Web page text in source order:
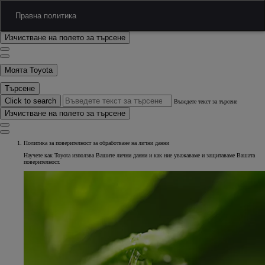
Преминаване към основното съдържание.(Натиснете Enter)
Търсене
Изчистване на полето за търсене
Моята Toyota
Търсене
Click to search
Въведете текст за търсене
Изчистване на полето за търсене
Правна политика
Политика за поверителност за обработване на лични данни
Научете как Toyota използва Вашите лични данни и как ние уважаваме и защитаваме Вашата
поверителност.